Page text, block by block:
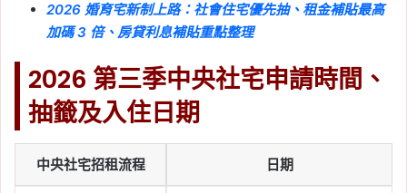
2026 婚育宅新制上路：社會住宅優先抽、租金補貼最高
加碼 3 倍、房貸利息補貼重點整理
2026 第三季中央社宅申請時間、
抽籤及入住日期
中央社宅招租流程 日期